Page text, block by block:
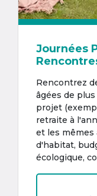
Journées
Rencontrez
âgées de
projet
retraite à
et les
d'habitat,
écologique,